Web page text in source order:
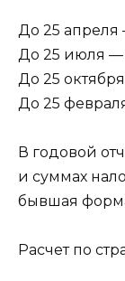
До 25 апреля
До 25 июля —
До 25
До 25
В годовой
и суммах
бывшая
Расчет по